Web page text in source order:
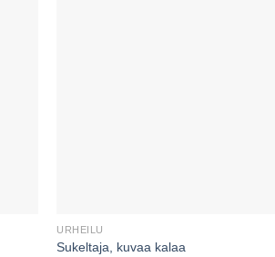
URHEILU
Sukeltaja, kuvaa kalaa